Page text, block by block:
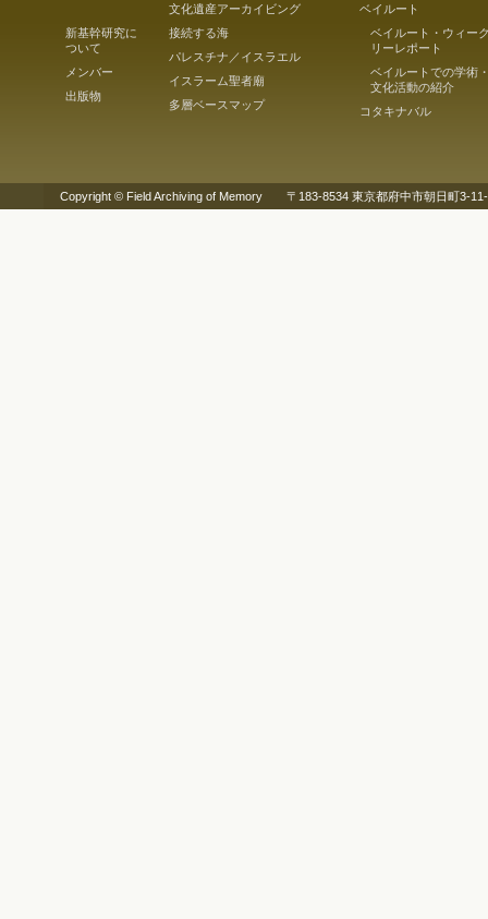
新基幹研究に
ついて
メンバー
出版物
文化遺産アーカイビング
接続する海
パレスチナ／イスラエル
イスラーム聖者廟
多層ベースマップ
ベイルート
ベイルート・ウィー
リーレポート
ベイルートでの学術
文化活動の紹介
コタキナバル
Copyright © Field Archiving of Memory 〒183-8534 東京都府中市朝日町3-